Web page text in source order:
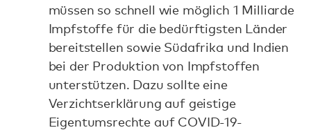
müssen so schnell wie möglich 1 Milliarde
Impfstoffe für die bedürftigsten Länder
bereitstellen sowie Südafrika und Indien
bei der Produktion von Impfstoffen
unterstützen. Dazu sollte eine
Verzichtserklärung auf geistige
Eigentumsrechte auf COVID-19-